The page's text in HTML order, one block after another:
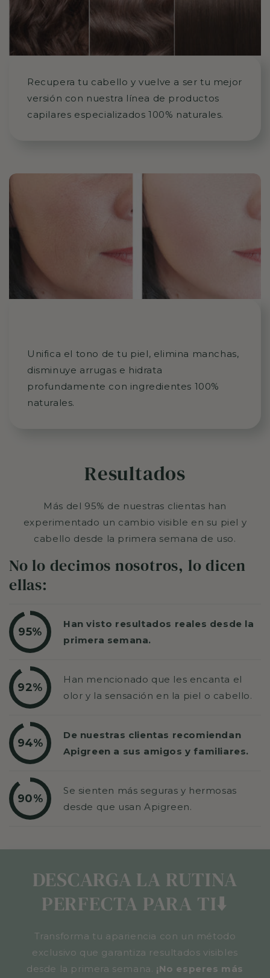
Recupera tu cabello y vuelve a ser tu mejor
versión con nuestra línea de productos
capilares especializados 100% naturales.
Unifica el tono de tu piel, elimina manchas,
disminuye arrugas e hidrata
profundamente con ingredientes 100%
naturales.
Resultados
Más del 95% de nuestras clientas han
experimentado un cambio visible en su piel y
cabello desde la primera semana de uso.
No lo decimos nosotros, lo dicen
ellas:
95%
Han visto resultados reales desde la
primera semana.
92%
Han mencionado que les encanta el
olor y la sensación en la piel o cabello.
94%
De nuestras clientas recomiendan
Apigreen a sus amigos y familiares.
90%
Se sienten más seguras y hermosas
desde que usan Apigreen.
DESCARGA LA RUTINA
PERFECTA PARA TI⬇️
Transforma tu apariencia con un método
exclusivo que garantiza resultados visibles
desde la primera semana. ¡No esperes más